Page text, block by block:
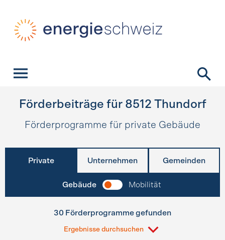
Förderbeiträge für 8512 Thundorf
Förderprogramme für private Gebäude
Private Unternehmen Gemeinden
Gebäude Mobilität
30 Förderprogramme gefunden
Ergebnisse durchsuchen